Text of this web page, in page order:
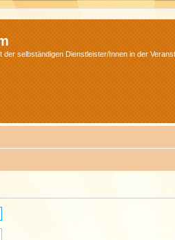
der selbständigen Dienstleister/Innen in der